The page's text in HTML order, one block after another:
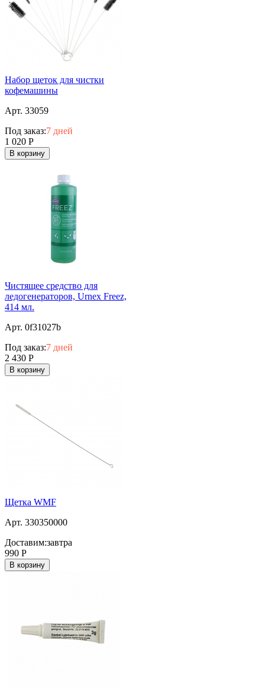
Набор щеток для чистки
кофемашины
Арт. 33059
Под заказ:7 дней
1 020 Р
В корзину
Чистящее средство для
ледогенераторов, Urnex Freez,
414 мл.
Арт. 0f31027b
Под заказ:7 дней
2 430 Р
В корзину
Щетка WMF
Арт. 330350000
Доставим:завтра
990 Р
В корзину